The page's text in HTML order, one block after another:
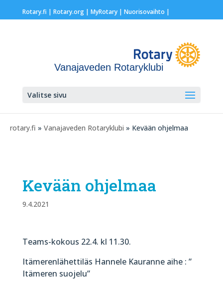
Rotary.fi | Rotary.org| MyRotary | Nuorisovaihto |
Vanajaveden Rotaryklubi
Valitse sivu
rotary.fi » Vanajaveden Rotaryklubi » Kevään ohjelmaa
Kevään ohjelmaa
9.4.2021
Teams-kokous 22.4. kl 11.30.
Itämerenlähettiläs Hannele Kauranne aihe : ”
Itämeren suojelu”